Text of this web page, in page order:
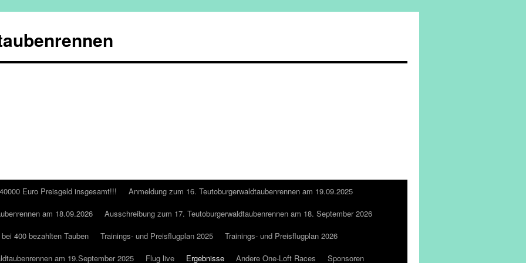
Euro Preisgeld insgesamt!!!
Anmeldung zum 16. Teutoburgerwaldtaubenrennen am 19.09.2025
am 18.09.2026
Ausschreibung zum 17. Teutoburgerwaldtaubenrennen am 18. September 2026
400 bezahlten Tauben Trainings- und Preisflugplan 2025
Trainings- und Preisflugplan 2026
am 19.September 2025
Flug live Ergebnisse Andere One-Loft Races
Sponsoren